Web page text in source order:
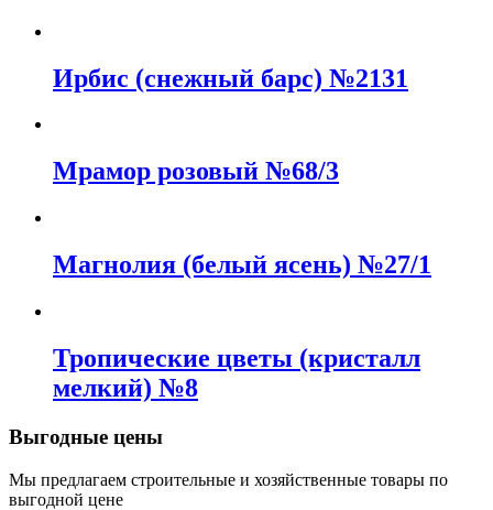
Ирбис (снежный барс) №2131
Мрамор розовый №68/3
Магнолия (белый ясень) №27/1
Тропические цветы (кристалл
мелкий) №8
Выгодные цены
Мы предлагаем строительные и хозяйственные товары по
выгодной цене